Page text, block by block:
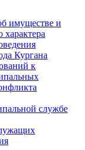
имуществе и
характера
Кургана
к
службе